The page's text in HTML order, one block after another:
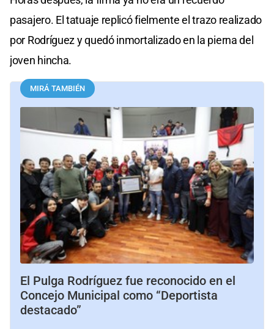
pasajero. El tatuaje replicó fielmente el trazo realizado
por Rodríguez y quedó inmortalizado en la pierna del
joven hincha.
MIRÁ TAMBIÉN
El Pulga Rodríguez fue reconocido en el
Concejo Municipal como “Deportista
destacado”